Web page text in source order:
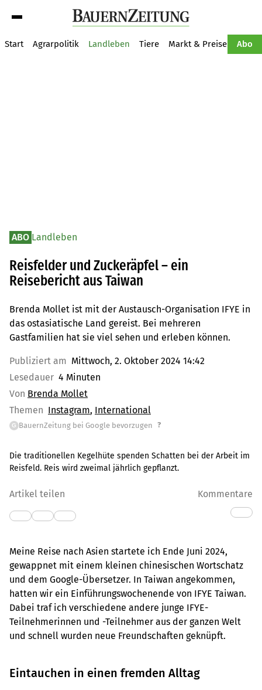
Start Agrarpolitik Landleben Tiere Markt & Preise Abo
ABO Landleben
Reisfelder und Zuckeräpfel – ein
Reisebericht aus Taiwan
Brenda Mollet ist mit der Austausch-Organisation IFYE in
das ostasiatische Land gereist. Bei mehreren
Gastfamilien hat sie viel sehen und erleben können.
Publiziert am Mittwoch, 2. Oktober 2024 14:42
Lesedauer 4 Minuten
Von Brenda Mollet
Themen Instagram International
G BauernZeitung bei Google bevorzugen ?
Die traditionellen Kegelhüte spenden Schatten bei der Arbeit im
Reisfeld. Reis wird zweimal jährlich gepflanzt.
Artikel teilen Kommentare
Meine Reise nach Asien startete ich Ende Juni 2024,
gewappnet mit einem kleinen chinesischen Wortschatz
und dem Google-Übersetzer. In Taiwan angekommen,
hatten wir ein Einführungswochenende von IFYE Taiwan.
Dabei traf ich verschiedene andere junge IFYE-
Teilnehmerinnen und -Teilnehmer aus der ganzen Welt
und schnell wurden neue Freundschaften geknüpft.
Eintauchen in einen fremden Alltag